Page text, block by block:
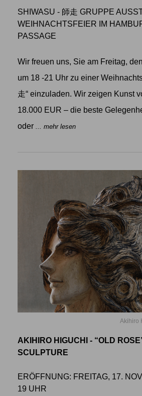
SHIWASU - 師走 GRUPPE
WEIHNACHTSFEIER IM
PASSAGE
Wir freuen uns, Sie am Freitag,
um 18 -21 Uhr zu einer
走“ einzuladen. Wir zeigen Kunst
18.000 EUR – die beste
oder ... mehr lesen
Akihiro
AKIHIRO HIGUCHI - “OLD
SCULPTURE
ERÖFFNUNG: FREITAG, 17.
19 UHR